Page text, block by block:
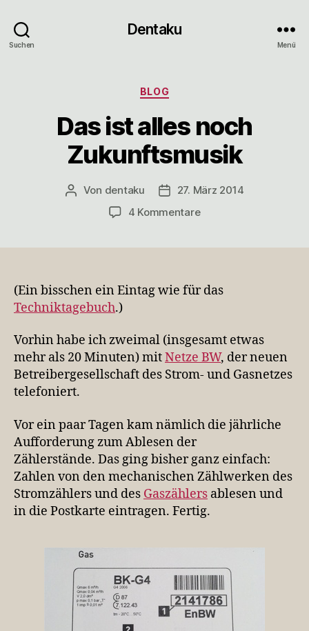
Suchen
Dentaku
Menü
Kategorien
BLOG
Das ist alles noch
Zukunftsmusik
Beitragsautor
Von dentaku Veröffentlichungsdatum
27. März 2014
4 Kommentarezu
Zukunftsmusik
(Ein bisschen ein Eintag wie für das
Techniktagebuch.)
Vorhin habe ich zweimal (insgesamt etwas
mehr als 20 Minuten) mitNetze BW, der neuen
Betreibergesellschaft des Strom- und Gasnetzes
telefoniert.
Vor ein paar Tagen kam nämlich die jährliche
Aufforderung zum Ablesen der
Zählerstände. Das ging bisher ganz einfach:
Zahlen von den mechanischen Zählwerken des
Stromzählers und des Gaszählers ablesen und
in die Postkarte eintragen. Fertig.